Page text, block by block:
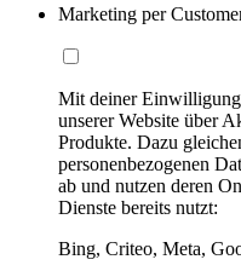
Marketing per
Mit deiner
unserer Website über
Produkte. Dazu
personenbezogenen
ab und nutzen deren
Dienste bereits nutzt:
Bing, Criteo, Meta,